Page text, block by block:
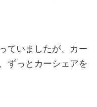
ていましたが、カー
ずっとカーシェアを